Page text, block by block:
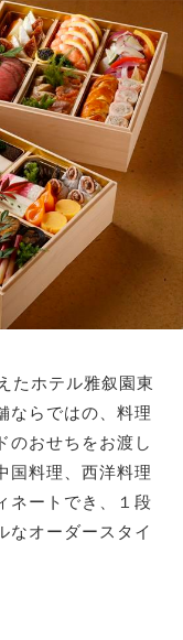
たホテル雅叙園東
ならではの、料理
のおせちをお渡し
国料理、西洋料理
ネートでき、１段
なオーダースタイ